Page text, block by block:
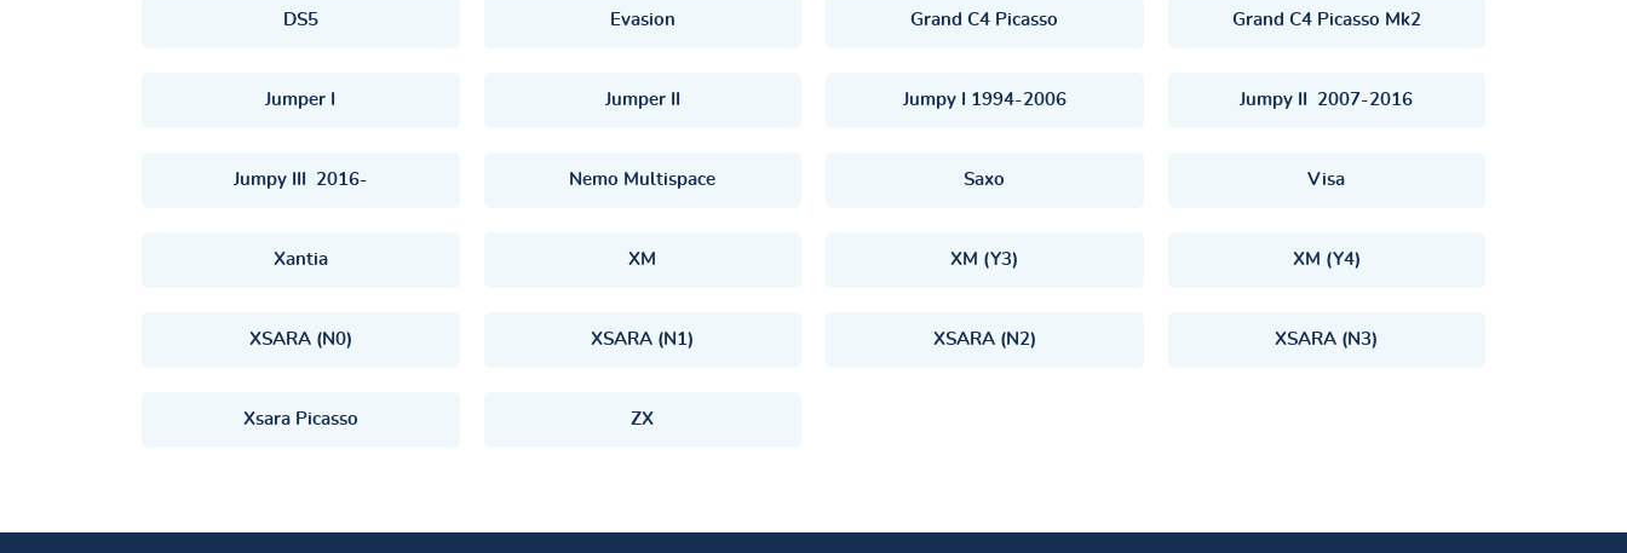
DS5 Evasion Grand C4 Picasso Grand C4 Picasso Mk2
Jumper I Jumper II Jumpy I 1994-2006 Jumpy II 2007-2016
Jumpy III 2016- Nemo Multispace Saxo Visa
Xantia XM XM (Y3) XM (Y4)
XSARA (N0) XSARA (N1) XSARA (N2) XSARA (N3)
Xsara Picasso ZX